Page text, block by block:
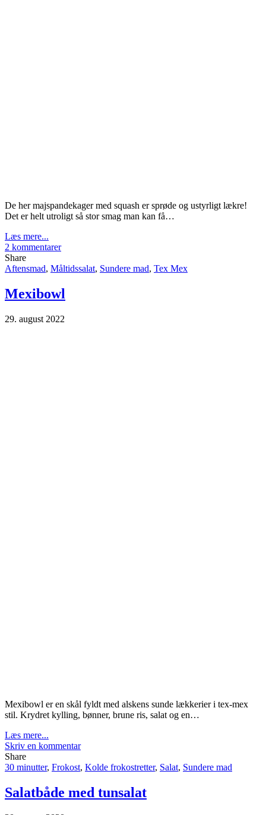
De her majspandekager med squash er sprøde og ustyrligt lækre!
Det er helt utroligt så stor smag man kan få…
Læs mere...
2 kommentarer
Share
Aftensmad, Måltidssalat, Sundere mad, Tex Mex
Mexibowl
29. august 2022
Mexibowl er en skål fyldt med alskens sunde lækkerier i tex-mex
stil. Krydret kylling, bønner, brune ris, salat og en…
Læs mere...
Skriv en kommentar
Share
30 minutter, Frokost, Kolde frokostretter, Salat, Sundere mad
Salatbåde med tunsalat